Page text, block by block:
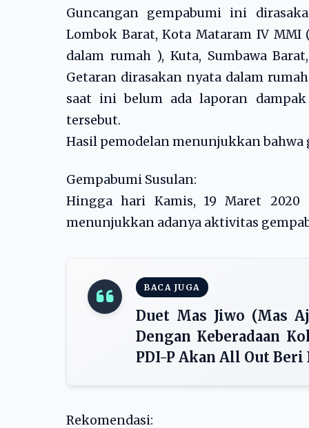
Guncangan gempabumi ini
Lombok Barat, Kota Mataram IV
dalam rumah ), Kuta, Sumbawa
Getaran dirasakan nyata dalam
saat ini belum ada laporan
tersebut.
Hasil pemodelan menunjukkan bahwa
Gempabumi Susulan:
Hingga hari Kamis, 19 Maret
menunjukkan adanya aktivitas
BACA JUGA
Duet Mas Jiwo (Mas
Dengan Keberadaan
PDI-P Akan All Out
Rekomendasi: